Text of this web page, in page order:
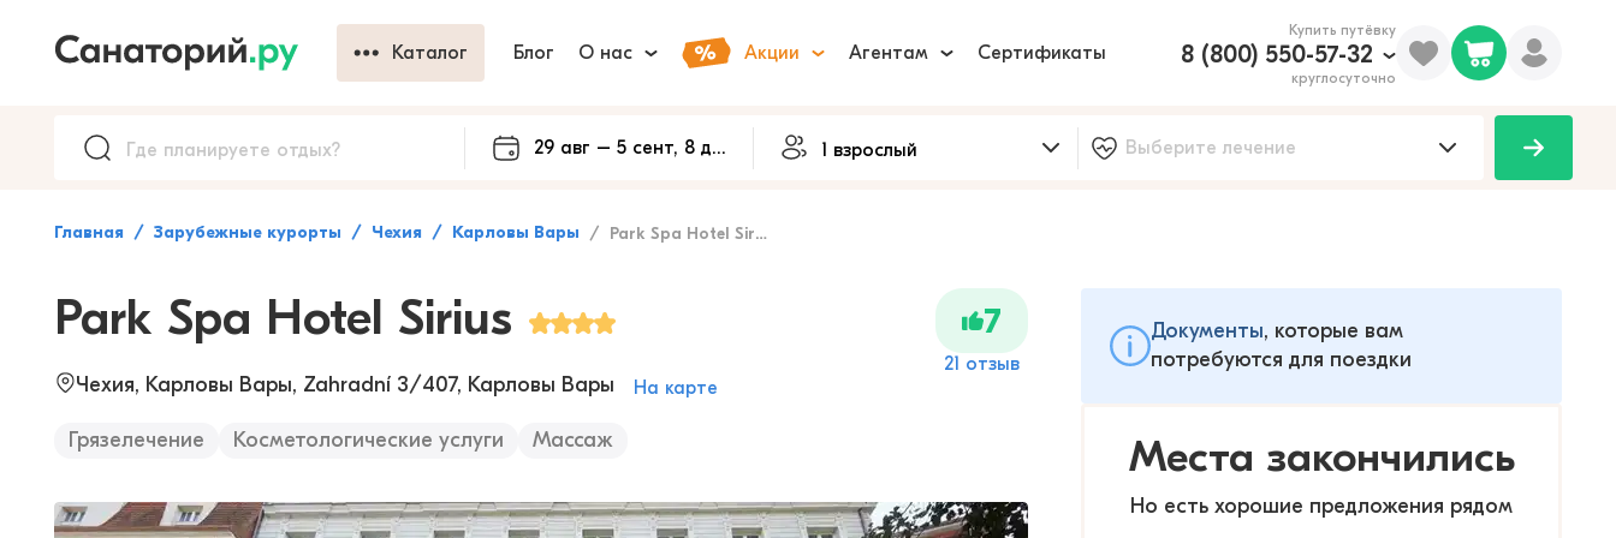
Каталог Блог О нас Акции Агентам Сертификаты
Купить путёвку
8 (800) 550-57-32
круглосуточно
Главная Зарубежные курорты Чехия Карловы Вары Park Spa Hotel Sirius
Park Spa Hotel Sirius
Чехия, Карловы Вары, Zahradní 3/407, Карловы Вары На карте
Грязелечение Косметологические услуги Массаж
7
21 отзыв
Документы, которые вам
потребуются для поездки
Места закончились
Но есть хорошие предложения рядом